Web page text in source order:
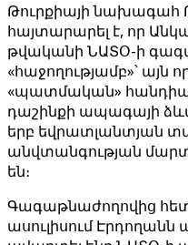
Թուրքիայի նախագահ
հայտարարել է, որ
թվականի ՆԱՏՕ-ի
«հաջողությամբ»՝ այն
«պատմական»
դաշինքի ապագայի
երբ եվրատլանտյան
անվտանգության
են։
Գագաթնաժողովից
ասուլիսում Էրդողանն